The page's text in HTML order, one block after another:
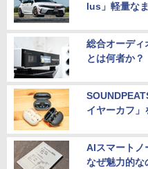
lus」軽量な
総合オーディ
とは何者か？
イヤーカフ」
AIスマートノ
なぜ魅力的な